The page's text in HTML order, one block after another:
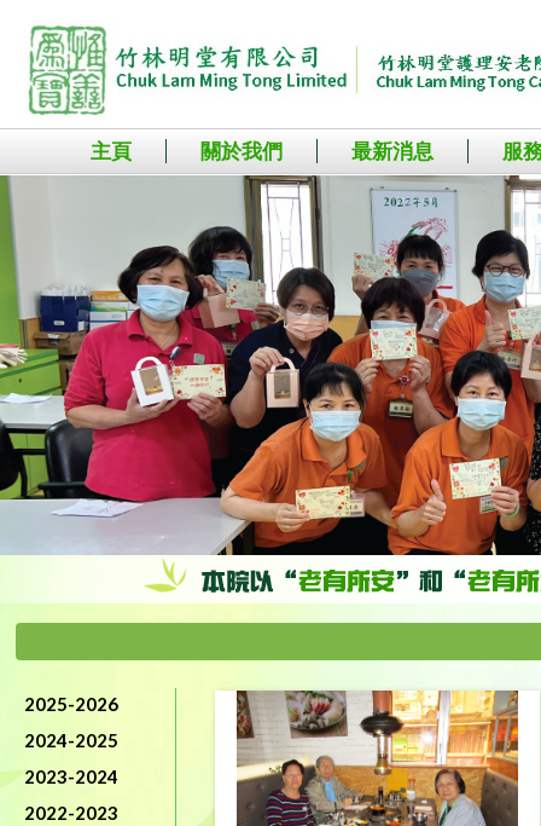
主頁 關於我們 最新消息 服
2025-2026
2024-2025
2023-2024
2022-2023